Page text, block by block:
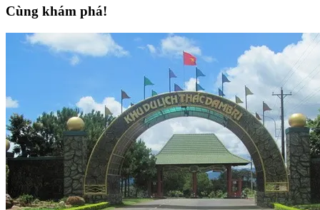
Cùng khám phá!